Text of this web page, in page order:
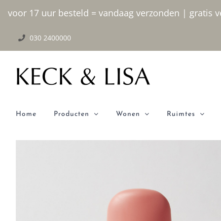
voor 17 uur besteld = vandaag verzonden |
inhoud
030 2400000
Home Producten Wonen Ruimtes